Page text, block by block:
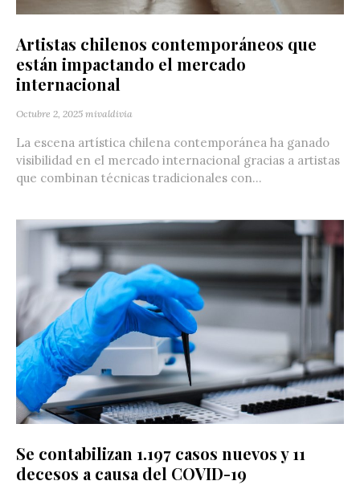
Artistas chilenos contemporáneos que
están impactando el mercado
internacional
Octubre 2, 2025 mivaldivia
La escena artística chilena contemporánea ha ganado
visibilidad en el mercado internacional gracias a artistas
que combinan técnicas tradicionales con...
Se contabilizan 1.197 casos nuevos y 11
decesos a causa del COVID-19